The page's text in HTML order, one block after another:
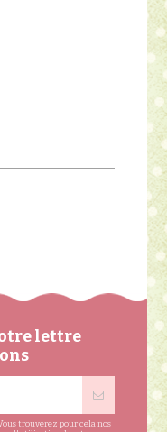
lettre
trouverez pour cela nos